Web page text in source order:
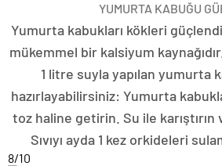
YUMURTA KABUĞU
Yumurta kabukları kökleri
mükemmel bir kalsiyum
1 litre suyla yapılan yumurta
hazırlayabilirsiniz: Yumurta
toz haline getirin. Su ile karıştırın
Sıvıyı ayda 1 kez orkideleri
8/10